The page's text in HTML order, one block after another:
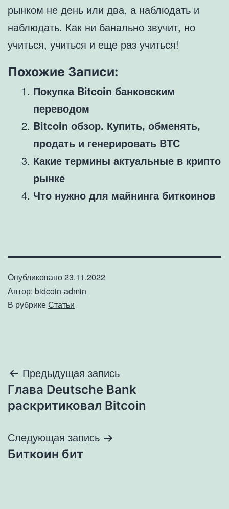
рынком не день или два, а наблюдать и
наблюдать. Как ни банально звучит, но
учиться, учиться и еще раз учиться!
Похожие Записи:
Покупка Bitcoin банковским
переводом
Bitcoin обзор. Купить, обменять,
продать и генерировать BTC
Какие термины актуальные в крипто
рынке
Что нужно для майнинга биткоинов
Опубликовано23.11.2022
Автор: bidcoin-admin
В рубрикеСтатьи
Навигация
по
Предыдущая запись
Глава Deutsche Bank
раскритиковал Bitcoin
Следующая запись
Биткоин бит